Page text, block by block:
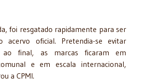
foi resgatado rapidamente para ser
acervo oficial. Pretendia-se evitar
ao final, as marcas ficaram em
e em escala internacional,
a CPMI.